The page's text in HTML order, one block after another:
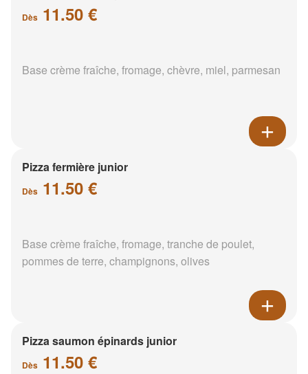
Dès 11.50 €
Base crème fraîche, fromage, chèvre, miel, parmesan
Pizza fermière junior
Dès 11.50 €
Base crème fraîche, fromage, tranche de poulet,
pommes de terre, champignons, olives
Pizza saumon épinards junior
Dès 11.50 €